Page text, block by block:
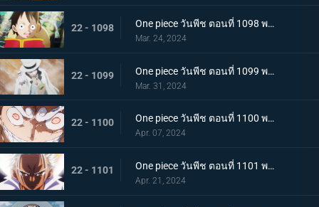
22 - 1098 One piece วันพีช ตอนที่ 1098 พากย์ไทย เรื่องมหัศจรรย์ ความฝันที่อัจฉริยะจินตนาการไว้
Mar. 24, 2024
22 - 1099 One piece วันพีช ตอนที่ 1099 พากย์ไทย เตรียมรับการโจมตี ร็อบ ลุจจิจู่โจม
Mar. 31, 2024
22 - 1100 One piece วันพีช ตอนที่ 1100 พากย์ไทย พลังในระดับที่แตกต่าง ลูฟี่ ปะทะ ลุจจิ
Apr. 07, 2024
22 - 1101 One piece วันพีช ตอนที่ 1101 พากย์ไทย มนุษยชาติสุดแกร่ง พลังพิเศษของเซราฟิม
Apr. 21, 2024